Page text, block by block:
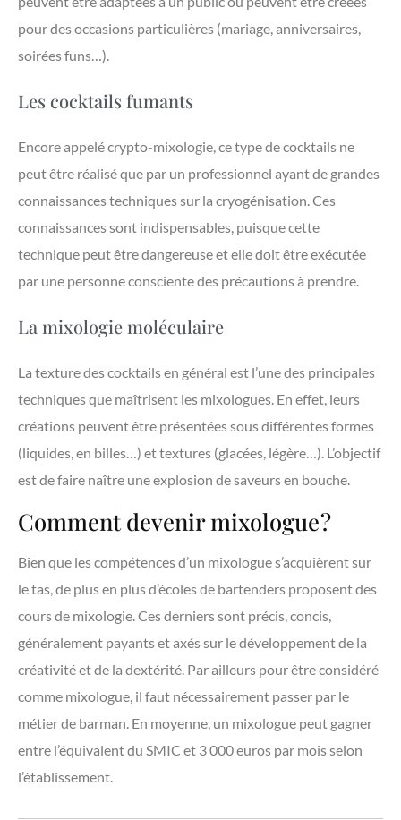
pour des occasions particulières (mariage, anniversaires,
soirées funs…).
Les cocktails fumants
Encore appelé crypto-mixologie, ce type de cocktails ne
peut être réalisé que par un professionnel ayant de grandes
connaissances techniques sur la cryogénisation. Ces
connaissances sont indispensables, puisque cette
technique peut être dangereuse et elle doit être exécutée
par une personne consciente des précautions à prendre.
La mixologie moléculaire
La texture des cocktails en général est l’une des principales
techniques que maîtrisent les mixologues. En effet, leurs
créations peuvent être présentées sous différentes formes
(liquides, en billes…) et textures (glacées, légère…). L’objectif
est de faire naître une explosion de saveurs en bouche.
Comment devenir mixologue ?
Bien que les compétences d’un mixologue s’acquièrent sur
le tas, de plus en plus d’écoles de bartenders proposent des
cours de mixologie. Ces derniers sont précis, concis,
généralement payants et axés sur le développement de la
créativité et de la dextérité. Par ailleurs pour être considéré
comme mixologue, il faut nécessairement passer par le
métier de barman. En moyenne, un mixologue peut gagner
entre l’équivalent du SMIC et 3 000 euros par mois selon
l’établissement.